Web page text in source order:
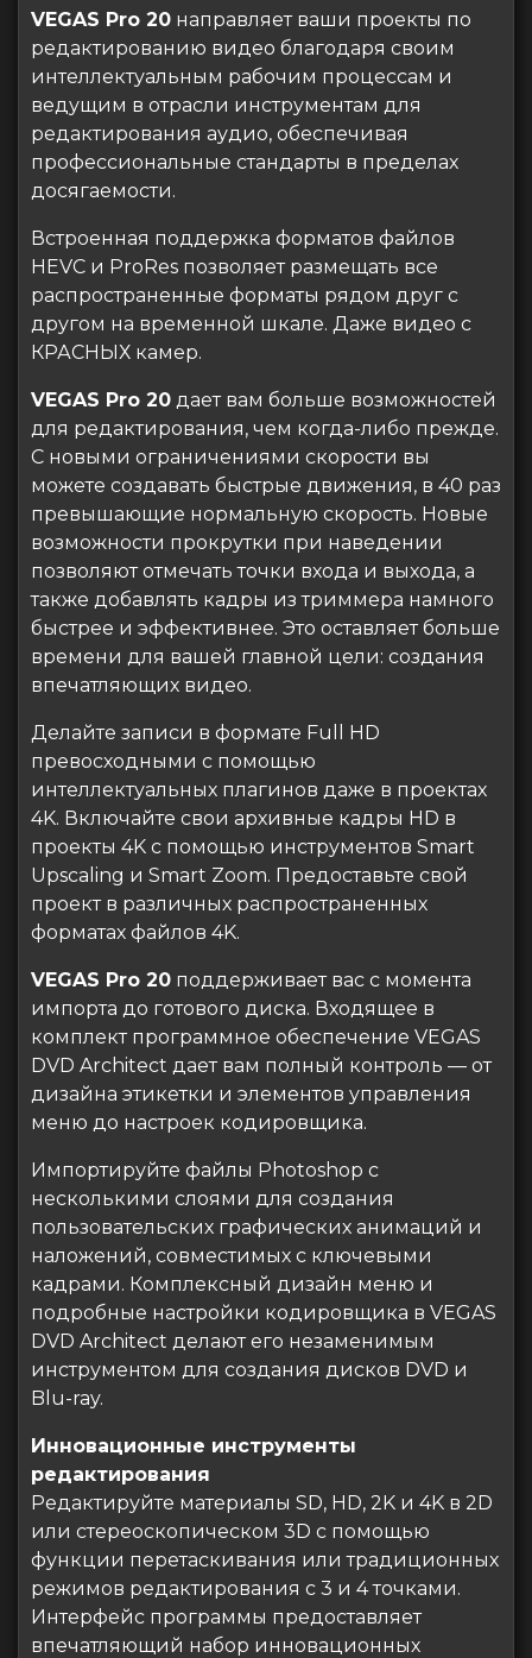
VEGAS Pro 20 направляет ваши проекты по
редактированию видео благодаря своим
интеллектуальным рабочим процессам и
ведущим в отрасли инструментам для
редактирования аудио, обеспечивая
профессиональные стандарты в пределах
досягаемости.
Встроенная поддержка форматов файлов
HEVC и ProRes позволяет размещать все
распространенные форматы рядом друг с
другом на временной шкале. Даже видео с
КРАСНЫХ камер.
VEGAS Pro 20 дает вам больше возможностей
для редактирования, чем когда-либо прежде.
С новыми ограничениями скорости вы
можете создавать быстрые движения, в 40 раз
превышающие нормальную скорость. Новые
возможности прокрутки при наведении
позволяют отмечать точки входа и выхода, а
также добавлять кадры из триммера намного
быстрее и эффективнее. Это оставляет больше
времени для вашей главной цели: создания
впечатляющих видео.
Делайте записи в формате Full HD
превосходными с помощью
интеллектуальных плагинов даже в проектах
4K. Включайте свои архивные кадры HD в
проекты 4K с помощью инструментов Smart
Upscaling и Smart Zoom. Предоставьте свой
проект в различных распространенных
форматах файлов 4K.
VEGAS Pro 20 поддерживает вас с момента
импорта до готового диска. Входящее в
комплект программное обеспечение VEGAS
DVD Architect дает вам полный контроль — от
дизайна этикетки и элементов управления
меню до настроек кодировщика.
Импортируйте файлы Photoshop с
несколькими слоями для создания
пользовательских графических анимаций и
наложений, совместимых с ключевыми
кадрами. Комплексный дизайн меню и
подробные настройки кодировщика в VEGAS
DVD Architect делают его незаменимым
инструментом для создания дисков DVD и
Blu-ray.
Инновационные инструменты
редактирования
Редактируйте материалы SD, HD, 2K и 4K в 2D
или стереоскопическом 3D с помощью
функции перетаскивания или традиционных
режимов редактирования с 3 и 4 точками.
Интерфейс программы предоставляет
впечатляющий набор инновационных